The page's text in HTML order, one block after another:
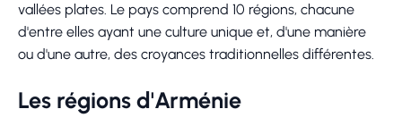
vallées plates. Le pays comprend 10 régions, chacune
d'entre elles ayant une culture unique et, d'une manière
ou d'une autre, des croyances traditionnelles différentes.
Les régions d'Arménie